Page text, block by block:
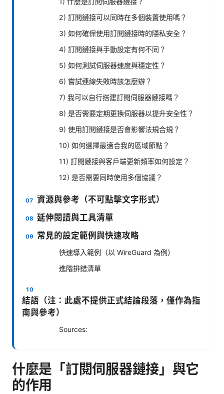
2) 訂閱鏈接可以同時在多個裝置使用嗎？
3) 如何確保使用訂閱鏈接時的隱私安全？
4) 訂閱鏈接與手動設定有何不同？
5) 如何測試伺服器速度與穩定性？
6) 嘗試連線失敗時該怎麼辦？
7) 我可以自行搭建訂閱伺服器鏈接嗎？
8) 是否需要定期更換伺服器以提升安全性？
9) 使用訂閱鏈接是否會影響法規合規？
10) 如何選擇最適合我的區域節點？
11) 訂閱鏈接與客戶端更新頻率如何設定？
12) 是否需要同時使用多個協議？
資源與參考（不可點擊文字形式）
延伸閱讀與工具清單
常見的設定範例與快速攻略
快速導入範例（以 WireGuard 為例）
進階排錯清單
結語（注：此處不提供正式結論段落，僅作為指
南與參考）
Sources:
什麼是「訂閱伺服器鏈接」與它
的作用